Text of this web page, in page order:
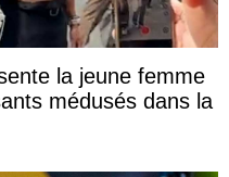
la jeune femme
médusés dans la